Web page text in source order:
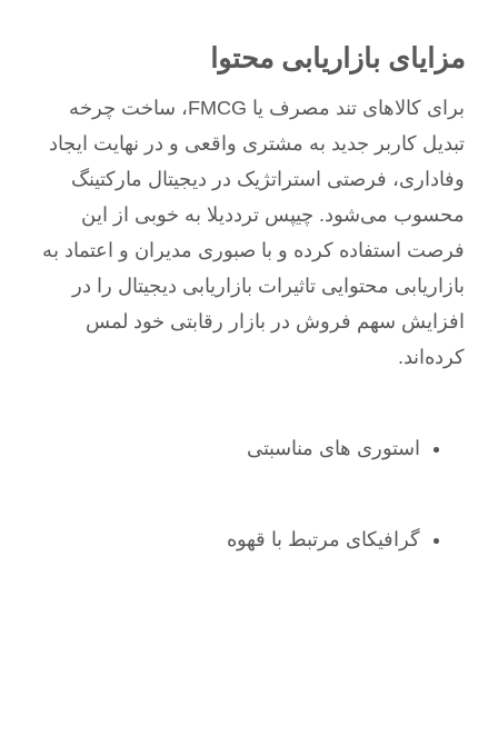
مزایای بازاریابی محتوا
برای کالاهای تند مصرف یا FMCG، ساخت چرخه
تبدیل کاربر جدید به مشتری واقعی و در نهایت ایجاد
وفاداری، فرصتی استراتژیک در دیجیتال مارکتینگ
محسوب می‌شود. چیپس ترددیلا به خوبی از این
فرصت استفاده کرده و با صبوری مدیران و اعتماد به
بازاریابی محتوایی تاثیرات بازاریابی دیجیتال را در
افزایش سهم فروش در بازار رقابتی خود لمس
کرده‌اند.
استوری های مناسبتی
گرافیکای مرتبط با قهوه